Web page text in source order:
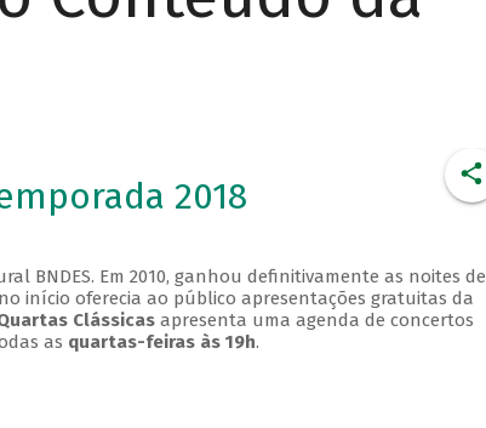
2018
BNDES. Em 2010, ganhou definitivamente as noites de
início oferecia ao público apresentações gratuitas da
Clássicasapresenta uma agenda de concertos
as quartas-feiras às 19h.